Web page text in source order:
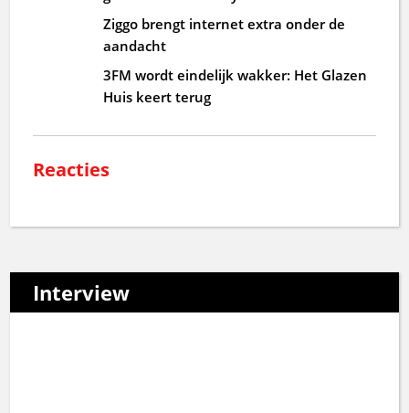
Ziggo brengt internet extra onder de
aandacht
3FM wordt eindelijk wakker: Het Glazen
Huis keert terug
Reacties
Interview